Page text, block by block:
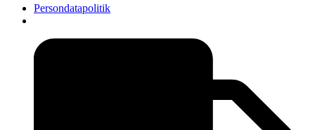
Persondatapolitik